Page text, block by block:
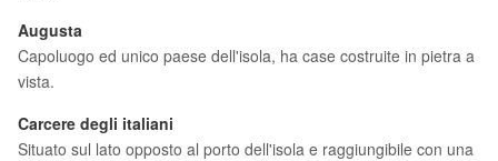
Augusta
Capoluogo ed unico paese dell'isola, ha case costruite in pietra a
vista.
Carcere degli italiani
Situato sul lato opposto al porto dell'isola e raggiungibile con una